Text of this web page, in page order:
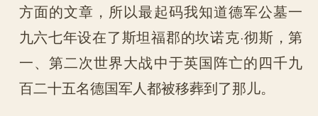
方面的文章，所以最起码我知道德军公墓一
九六七年设在了斯坦福郡的坎诺克·彻斯，第
一、第二次世界大战中于英国阵亡的四千九
百二十五名德国军人都被移葬到了那儿。